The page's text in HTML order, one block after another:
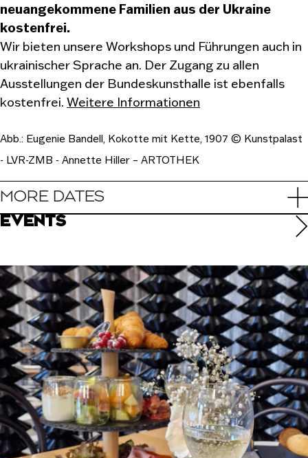
neuangekommene Familien aus der Ukraine
kostenfrei.
Wir bieten unsere Workshops und Führungen auch in
ukrainischer Sprache an. Der Zugang zu allen
Ausstellungen der Bundeskunsthalle ist ebenfalls
kostenfrei. Weitere Informationen
Abb.: Eugenie Bandell, Kokotte mit Kette, 1907 © Kunstpalast
- LVR-ZMB - Annette Hiller – ARTOTHEK
MORE DATES
EVENTS